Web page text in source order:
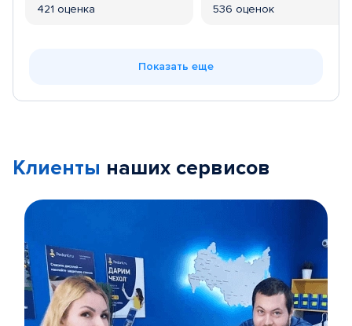
421 оценка 536 оценок
Показать еще
Клиенты наших сервисов